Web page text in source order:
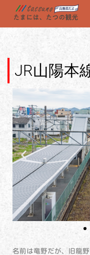
コ
へ
キ
ッ
プ
JR山陽本
名前は竜野だが、旧龍